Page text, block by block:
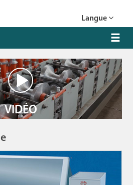
Langue
VIDÉO